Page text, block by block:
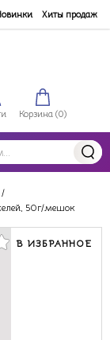
Хиты продаж
Корзина (0)
/
50г/мешок
В ИЗБРАННОЕ